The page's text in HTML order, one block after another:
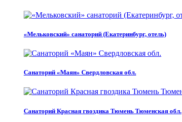
«Мельковский» санаторий (Екатеринбург, отель)
Санаторий «Маян» Свердловская обл.
Санаторий Красная гвоздика Тюмень Тюменская обл.